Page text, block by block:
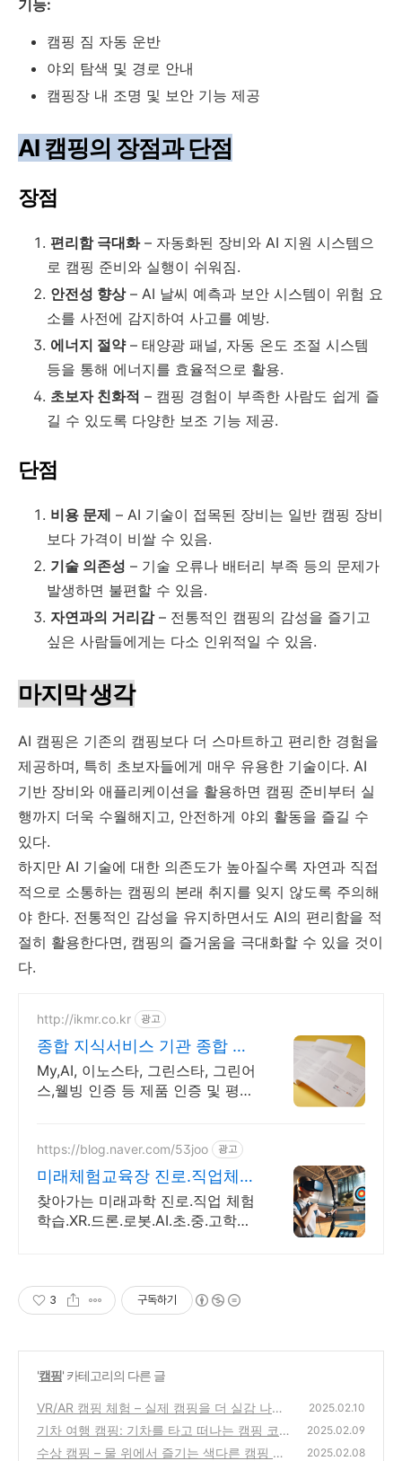
기능:
캠핑 짐 자동 운반
야외 탐색 및 경로 안내
캠핑장 내 조명 및 보안 기능 제공
AI 캠핑의 장점과 단점
장점
편리함 극대화– 자동화된 장비와 AI 지원 시스템으
로 캠핑 준비와 실행이 쉬워짐.
안전성 향상– AI 날씨 예측과 보안 시스템이 위험 요
소를 사전에 감지하여 사고를 예방.
에너지 절약– 태양광 패널, 자동 온도 조절 시스템
등을 통해 에너지를 효율적으로 활용.
초보자 친화적 – 캠핑 경험이 부족한 사람도 쉽게 즐
길 수 있도록 다양한 보조 기능 제공.
단점
비용 문제 – AI 기술이 접목된 장비는 일반 캠핑 장비
보다 가격이 비쌀 수 있음.
기술 의존성 – 기술 오류나 배터리 부족 등의 문제가
발생하면 불편할 수 있음.
자연과의 거리감– 전통적인 캠핑의 감성을 즐기고
싶은 사람들에게는 다소 인위적일 수 있음.
마지막 생각
AI 캠핑은 기존의 캠핑보다 더 스마트하고 편리한 경험을
제공하며, 특히 초보자들에게 매우 유용한 기술이다. AI
기반 장비와 애플리케이션을 활용하면 캠핑 준비부터 실
행까지 더욱 수월해지고, 안전하게 야외 활동을 즐길 수
있다.
하지만 AI 기술에 대한 의존도가 높아질수록 자연과 직접
적으로 소통하는 캠핑의 본래 취지를 잊지 않도록 주의해
야 한다. 전통적인 감성을 유지하면서도 AI의 편리함을 적
절히 활용한다면, 캠핑의 즐거움을 극대화할 수 있을 것이
다.
http://ikmr.co.kr 광고
종합 지식서비스 기관 종합 지
식서비스 기관
My,AI, 이노스타, 그린스타, 그린어
스,웰빙 인증 등 제품 인증 및 평가
https://blog.naver.com/53joo 광고
미래체험교육장 진로.직업체험
주말 상담 가능 1:1교육
찾아가는 미래과학 진로.직업 체험
학습.XR.드론.로봇.AI.초.중.고학교.
3 구독하기
'캠핑' 카테고리의 다른 글
VR/AR 캠핑 체험 – 실제 캠핑을 더 실감 나게
만드는 기술 활용법
(0)
2025.02.10
기차 여행 캠핑: 기차를 타고 떠나는 캠핑 코스
추천
(0)
2025.02.09
수상 캠핑 – 물 위에서 즐기는 색다른 캠핑 경
2025.02.08